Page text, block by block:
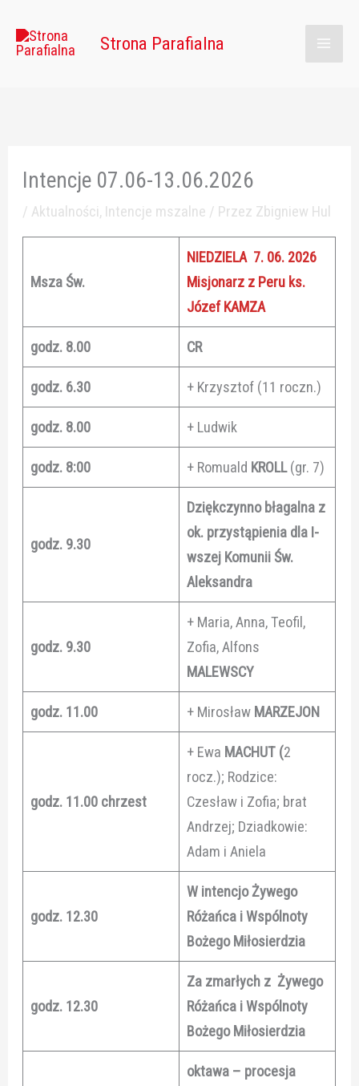
Strona Parafialna
Main
Intencje 07.06-13.06.2026
/ Aktualności, Intencje mszalne / Przez Zbigniew Hul
Msza Św.
NIEDZIELA 7. 06. 2026
Misjonarz z Peru ks.
Józef KAMZA
godz. 8.00 CR
godz. 6.30 + Krzysztof (11 roczn.)
godz. 8.00 + Ludwik
godz. 8:00 + Romuald KROLL(gr. 7)
godz. 9.30
Dziękczynno błagalna z
ok. przystąpienia dla I-
wszej Komunii Św.
Aleksandra
godz. 9.30
+ Maria, Anna, Teofil,
Zofia, Alfons
MALEWSCY
godz. 11.00 + Mirosław MARZEJON
godz. 11.00 chrzest
+ Ewa MACHUT (2
rocz.); Rodzice:
Czesław i Zofia; brat
Andrzej; Dziadkowie:
Adam i Aniela
godz. 12.30
W intencjo Żywego
Różańca i Wspólnoty
Bożego Miłosierdzia
godz. 12.30
Za zmarłych z Żywego
Różańca i Wspólnoty
Bożego Miłosierdzia
oktawa – procesja